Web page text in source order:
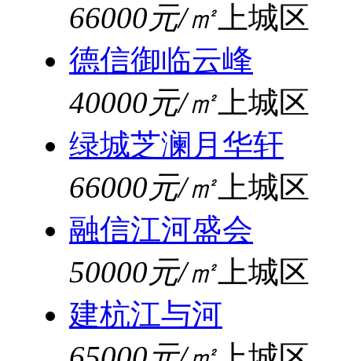
66000元/㎡ 上城区
德信御临云峰
40000元/㎡ 上城区
绿城芝澜月华轩
66000元/㎡ 上城区
融信江河盛会
50000元/㎡ 上城区
建杭江与河